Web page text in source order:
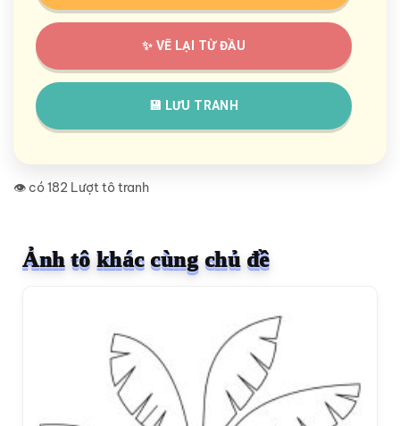
✨ VẼ LẠI TỪ ĐẦU
💾 LƯU TRANH
👁️ có 182 Lượt tô tranh
Ảnh tô khác cùng chủ đề